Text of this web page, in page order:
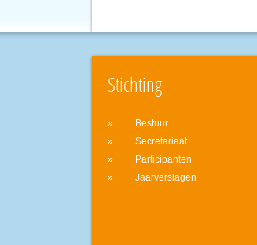
Stichting
Bestuur
Secretariaat
Participanten
Jaarverslagen